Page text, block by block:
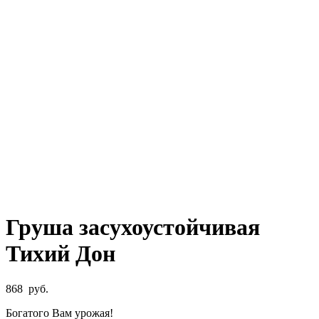
Груша засухоустойчивая
Тихий Дон
868 руб.
Богатого Вам урожая!